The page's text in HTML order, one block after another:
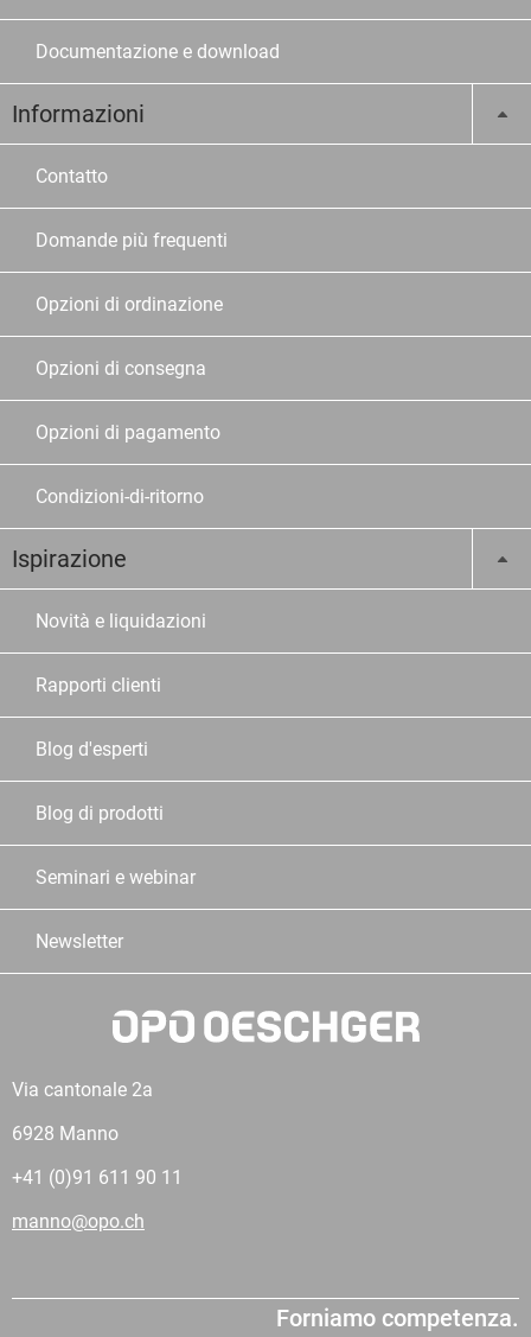
Documentazione e download
Informazioni
Contatto
Domande più frequenti
Opzioni di ordinazione
Opzioni di consegna
Opzioni di pagamento
Condizioni-di-ritorno
Ispirazione
Novità e liquidazioni
Rapporti clienti
Blog d'esperti
Blog di prodotti
Seminari e webinar
Newsletter
Via cantonale 2a
6928 Manno
+41 (0)91 611 90 11
manno@opo.ch
Forniamo competenza.